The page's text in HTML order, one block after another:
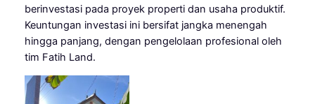
berinvestasi pada proyek properti dan usaha produktif.
Keuntungan investasi ini bersifat jangka menengah
hingga panjang, dengan pengelolaan profesional oleh
tim Fatih Land.